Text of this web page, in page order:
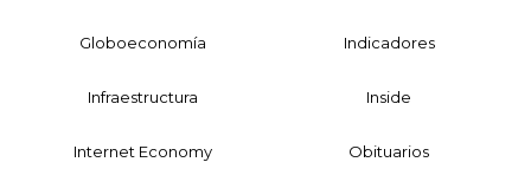
Globoeconomía Indicadores
Infraestructura Inside
Internet Economy Obituarios